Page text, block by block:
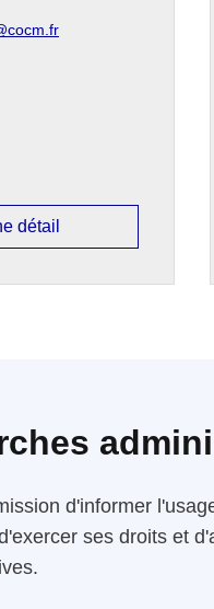
détail
d'informer
ses droits et